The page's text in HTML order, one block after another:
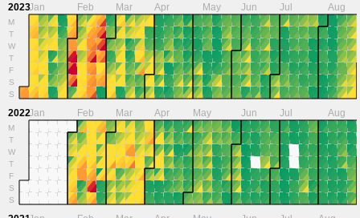
2023
M
T
W
T
F
S
S
Jan Feb Mar Apr May Jun Jul Aug
2022
M
T
W
T
F
S
S
Jan Feb Mar Apr May Jun Jul Aug